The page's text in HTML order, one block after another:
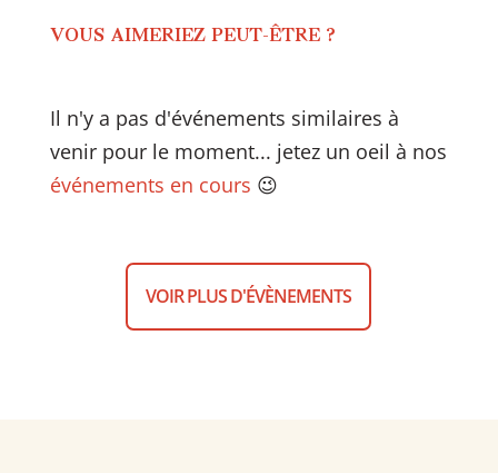
VOUS AIMERIEZ PEUT-ÊTRE ?
Il n'y a pas d'événements similaires à
venir pour le moment... jetez un oeil à nos
événements en cours 😉
VOIR PLUS D'ÉVÈNEMENTS